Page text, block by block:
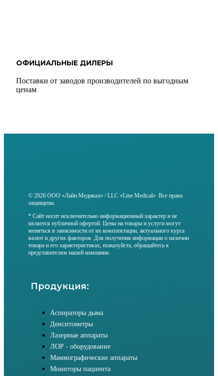
ОФИЦИАЛЬНЫЕ ДИЛЕРЫ
Поставки от заводов производителей по выгодным
ценам
© 2026 ООО «Лайн Медикал» / LLC «Line Medical» Все права
защищены.
* Сайт носит исключительно информационный характер и не
является публичной офертой. Цены на товары и услуги могут
меняться в зависимости от их комплектации, актуального курса
валют и других факторов. Для получения информации о наличии
товара и его характеристиках, пожалуйста, обращайтесь к
представителям нашей компании.
Продукция:
Аспираторы дыма
Денситометры
Лазерные аппараты
ЛОР - оборудование
Маммографические аппараты
Мониторы пациента